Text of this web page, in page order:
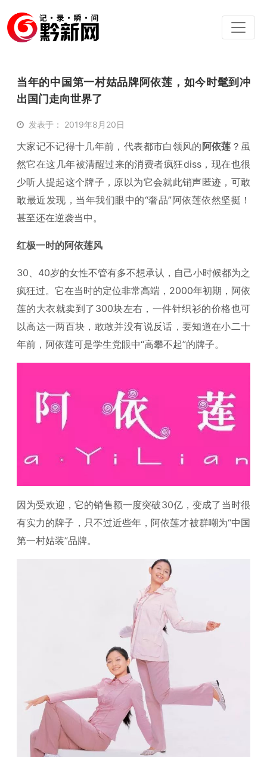
当年的中国第一村姑品牌阿依莲，如今时髦到冲
出国门走向世界了
发表于： 2019年8月20日
大家记不记得十几年前，代表都市白领风的 阿依莲 ？虽
然它在这几年被清醒过来的消费者疯狂diss，现在也很
少听人提起这个牌子，原以为它会就此销声匿迹，可敢
敢最近发现，当年我们眼中的“奢品”阿依莲依然坚挺！
甚至还在逆袭当中。
红极一时的阿依莲风
30、40岁的女性不管有多不想承认，自己小时候都为之
疯狂过。它在当时的定位非常高端，2000年初期，阿依
莲的大衣就卖到了300块左右，一件针织衫的价格也可
以高达一两百块，敢敢并没有说反话，要知道在小二十
年前，阿依莲可是学生党眼中“高攀不起”的牌子。
因为受欢迎，它的销售额一度突破30亿，变成了当时很
有实力的牌子，只不过近些年，阿依莲才被群嘲为“中国
第一村姑装”品牌。